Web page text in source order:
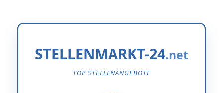
STELLENMARKT-24
TOP STELLENANGEBOTE